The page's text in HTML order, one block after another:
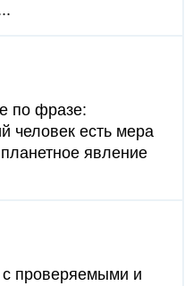
по фразе:
человек есть мера
явление
проверяемыми и